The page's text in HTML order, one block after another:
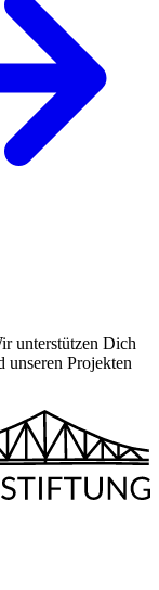
unterstützen Dich
Projekten